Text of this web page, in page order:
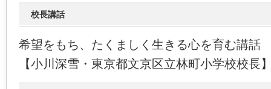
校長講話
希望をもち、たくましく生きる心を育む講話
【小川深雪・東京都文京区立林町小学校校長